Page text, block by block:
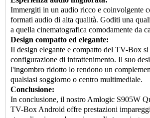
Immergiti in un audio ricco e coinvolgente
formati audio di alta qualità. Goditi una
a quella cinematografica comodamente da
Design compatto ed elegante:
Il design elegante e compatto del TV-Box si
configurazione di intrattenimento. Il suo
l'ingombro ridotto lo rendono un
qualsiasi soggiorno o centro multimediale.
Conclusione:
In conclusione, il nostro Amlogic S905W
TV-Box Android offre prestazioni